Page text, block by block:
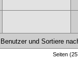
Benutzer und Sortiere
Seiten